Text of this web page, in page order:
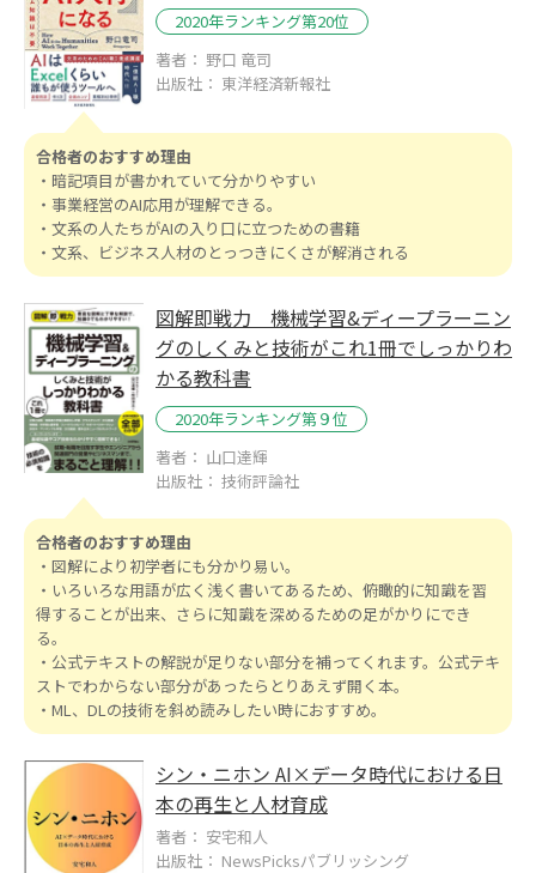
2020年ランキング第20位
著者： 野口 竜司
出版社： 東洋経済新報社
合格者のおすすめ理由
・暗記項目が書かれていて分かりやすい
・事業経営のAI応用が理解できる。
・文系の人たちがAIの入り口に立つための書籍
・文系、ビジネス人材のとっつきにくさが解消される
図解即戦力 機械学習&ディープラーニン
グのしくみと技術がこれ1冊でしっかりわ
かる教科書
2020年ランキング第９位
著者： 山口達輝
出版社： 技術評論社
合格者のおすすめ理由
・図解により初学者にも分かり易い。
・いろいろな用語が広く浅く書いてあるため、俯瞰的に知識を習
得することが出来、さらに知識を深めるための足がかりにでき
る。
・公式テキストの解説が足りない部分を補ってくれます。公式テキ
ストでわからない部分があったらとりあえず開く本。
・ML、DLの技術を斜め読みしたい時におすすめ。
シン・ニホン AI×データ時代における日
本の再生と人材育成
著者： 安宅和人
出版社： NewsPicksパブリッシング